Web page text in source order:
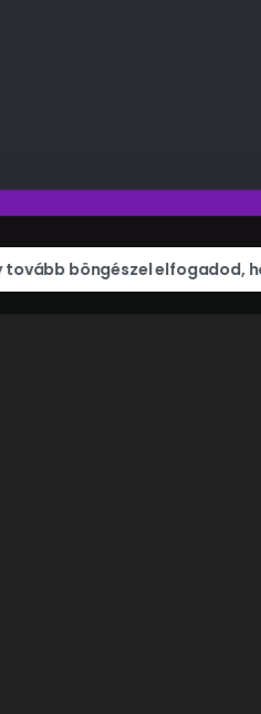
Shop
WE ARE MEDIA
tovább böngészel elfogadod,